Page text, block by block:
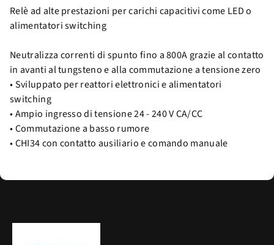
Relè ad alte prestazioni per carichi capacitivi come LED o
alimentatori switching
Neutralizza correnti di spunto fino a 800A grazie al contatto
in avanti al tungsteno e alla commutazione a tensione zero
• Sviluppato per reattori elettronici e alimentatori
switching
• Ampio ingresso di tensione 24 - 240 V CA/CC
• Commutazione a basso rumore
• CHI34 con contatto ausiliario e comando manuale